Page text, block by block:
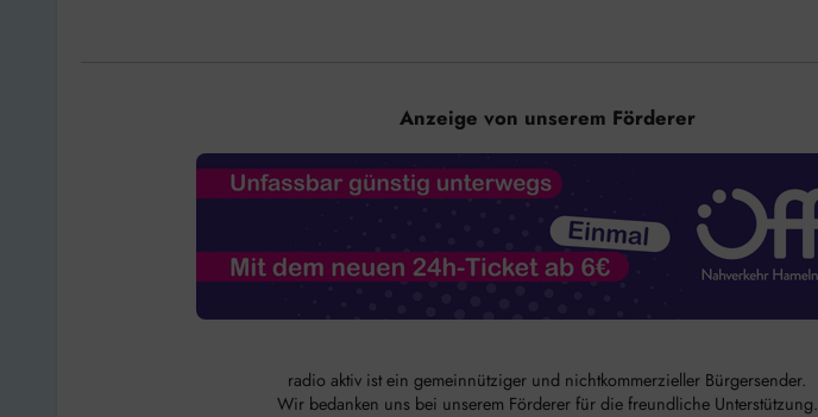
Anzeige von unserem Förderer
radio aktiv ist ein gemeinnütziger und nichtkommerzieller Bürgersender.
Wir bedanken uns bei unserem Förderer für die freundliche Unterstützung.